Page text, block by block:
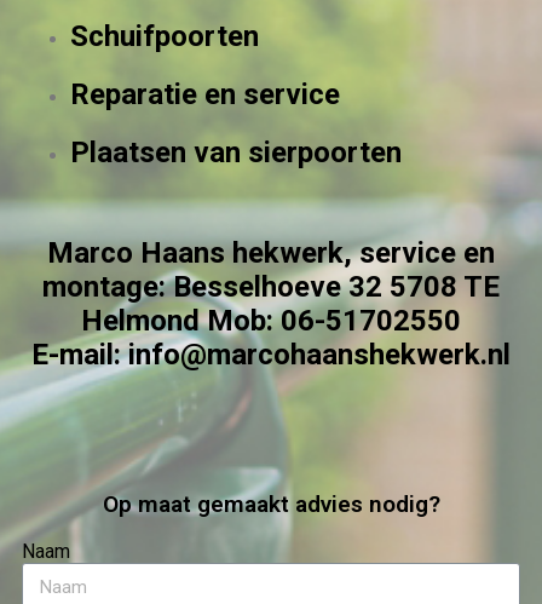
Schuifpoorten
Reparatie en service
Plaatsen van sierpoorten
Marco Haans hekwerk, service en
montage: Besselhoeve 32 5708 TE
Helmond Mob: 06-51702550
E-mail: info@marcohaanshekwerk.nl
Op maat gemaakt advies nodig?
Naam